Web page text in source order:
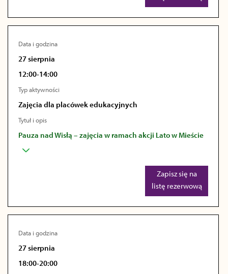
Data i godzina
27 sierpnia
12:00-14:00
Typ aktywności
Zajęcia dla placówek edukacyjnych
Tytuł i opis
Pauza nad Wisłą – zajęcia w ramach akcji Lato w Mieście
Zapisz się na
listę rezerwową
Data i godzina
27 sierpnia
18:00-20:00